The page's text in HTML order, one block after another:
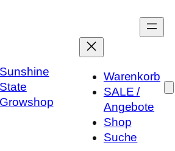
Sunshine
State
Growshop
Warenkorb
SALE /
Angebote
Shop
Suche